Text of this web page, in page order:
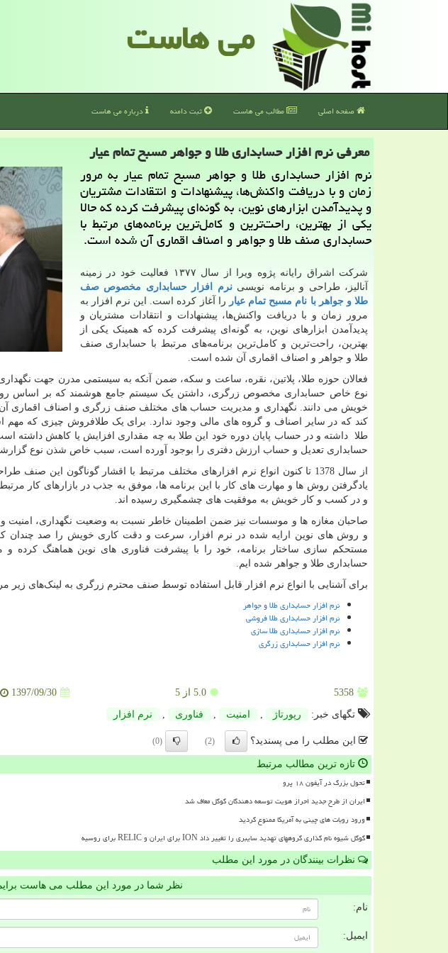
می هاست
صفحه اصلی مطالب می هاست ثبت دامنه درباره می هاست
معرفی نرم افزار حسابداری طلا و جواهر مسبح تمام عیار
نرم افزار حسابداری طلا و جواهر مسبح تمام عیار به مرور
زمان و با دریافت واكنش‌ها، پیشنهادات و انتقادات مشتریان
و پدیدآمدن ابزارهای نوین، به گونه‌ای پیشرفت كرده كه حالا
یكی از بهترین، راحت‌ترین و كامل‌ترین برنامه‌های مرتبط با
حسابداری صنف طلا و جواهر و اصناف اقماری آن شده است.
شرکت اشراق رایانه پژوه ویرا از سال ۱۳۷۷ فعالیت خود در زمینه
آنالیز، طراحی و برنامه نویسی نرم افزار حسابداری مخصوص صف
طلا و جواهر با نام مسبح تمام عیار را آغاز کرده است. این نرم افزار به
مرور زمان و با دریافت واکنش‌ها، پیشنهادات و انتقادات مشتریان و
پدیدآمدن ابزارهای نوین، به گونه‌ای پیشرفت کرده که همینک یکی از
بهترین، راحت‌ترین و کامل‌ترین برنامه‌های مرتبط با حسابداری صنف
طلا و جواهر و اصناف اقماری آن شده است.
فعالان حوزه طلا، پلاتین، نقره، ساعت و سکه، ضمن آنکه به سیستمی مدرن جهت
نوع خاص حسابداری مخصوص زرگری، داشتن یک سیستم جامع هوشمند که بر اساس
خویش می دانند. نگهداری و مدیریت حساب های مختلف صنف زرگری و اصناف اقماری
کند که در سایر اصناف و گروه های مالی وجود ندارد. برای یک طلافروش چیزی که
طلا داشته و در حساب پایان دوره خود این طلا به چه مقداری افزایش یا کاهش داشته
حسابداری تعدیل و حساب ارزش دفتری را بوجود آورده است، سبب خاص شذن نوع
از سال 1378 تا کنون انواع نرم افزارهای مختلف مرتبط با اقشار گوناگون این
یادگرفتن روش ها و مهارت های کار با این برنامه ها، موفق به جذب در بازارهای کار
و در کسب و کار خویش به موفقیت های چشمگیری رسیده اند.
صاحبان مغازه ها و موسسات نیز ضمن اطمینان خاطر نسبت به وضعیت نگهداری، امنیت و
و روش های نوین ارایه شده در نرم افزار، سرعت و دقت کاری خویش را صد چندان
حسابداری طلا و جواهر شده ایم.
برای آشنایی با انواع نرم افزار قابل استفاده توسط صنف محترم زرگری به لینک‌های زیر
نرم افزار حسابداری طلا و جواهر
نرم افزار حسابداری طلا فروشی
نرم افزار حسابداری طلا سازی
نرم افزار حسابداری زرگری
5358
5.0از 5 1397/09/30
تگهای خبر:
رپورتاژ امنیت فناوری نرم افزار
این مطلب را می پسندید؟ (2)
(0)
تازه ترین مطالب مرتبط
تحول بزرگ در آیفون ۱۸ پرو
ایران از طرح جدید احراز هویت توسعه دهندگان گوگل معاف شد
ورود روبات های چینی به آمریکا ممنوع گردید
گوگل شیوه نام گذاری گروههای تهدید سایبری را تغییر داد ION برای ایران و RELIC برای روسیه
نظرات بینندگان در مورد این مطلب
نظر شما در مورد این مطلب می هاست
نام:
ایمیل: